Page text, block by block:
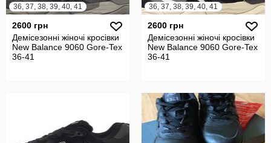
36, 37, 38, 39, 40, 41
2600 грн
Демісезонні жіночі кросівки
New Balance 9060 Gore-Tex
36-41
36, 37, 38, 39, 40, 41
2600 грн
Демісезонні жіночі кросівки
New Balance 9060 Gore-Tex
36-41